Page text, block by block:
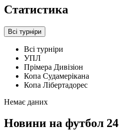
Статистика
Всі турніри
Всі турніри
УПЛ
Прімера Дивізіон
Копа Судамерікана
Копа Лібертадорес
Немає даних
Новини на футбол 24